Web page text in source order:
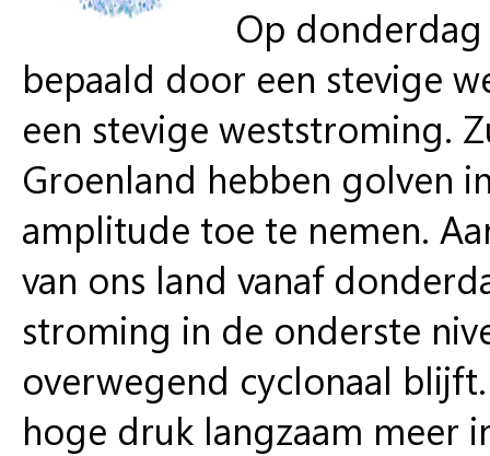
Op
bepaald door een stevige
een stevige weststroming.
Groenland hebben golven
amplitude toe te nemen.
van ons land vanaf
stroming in de onderste
overwegend cyclonaal
hoge druk langzaam meer